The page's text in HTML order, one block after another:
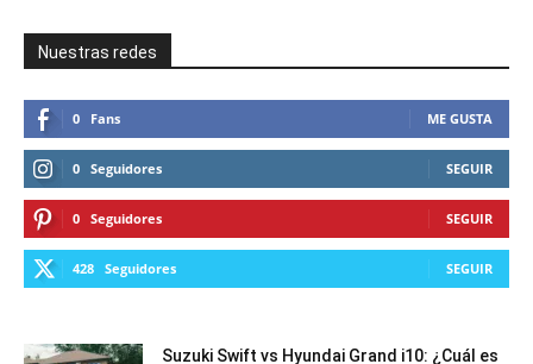
Nuestras redes
0 Fans ME GUSTA
0 Seguidores SEGUIR
0 Seguidores SEGUIR
428 Seguidores SEGUIR
Suzuki Swift vs Hyundai Grand i10: ¿Cuál es